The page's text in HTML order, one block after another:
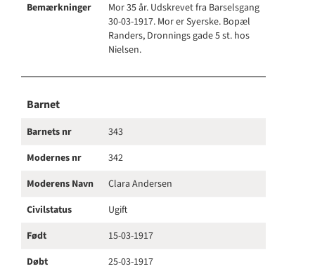
Bemærkninger
Mor 35 år. Udskrevet fra Barselsgang
30-03-1917. Mor er Syerske. Bopæl
Randers, Dronnings gade 5 st. hos
Nielsen.
Barnet
Barnets nr
343
Modernes nr
342
Moderens Navn
Clara Andersen
Civilstatus
Ugift
Født
15-03-1917
Døbt
25-03-1917